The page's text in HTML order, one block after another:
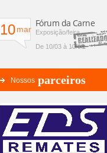
10mar
Fórum da Carne
Exposição/feira
De 10/03 à 10/03
Nossos parceiros